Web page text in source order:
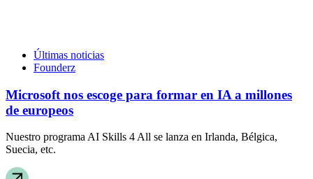
Últimas noticias
Founderz
Microsoft nos escoge para formar en IA a millones
de europeos
Nuestro programa AI Skills 4 All se lanza en Irlanda, Bélgica,
Suecia, etc.